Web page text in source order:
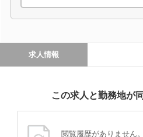
求人情報
この求人と勤務地が
閲覧履歴がありません